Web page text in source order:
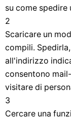
su come spedire
2
Scaricare un
compili.
all'indirizzo
consentono
visitare di
3
Cercare una